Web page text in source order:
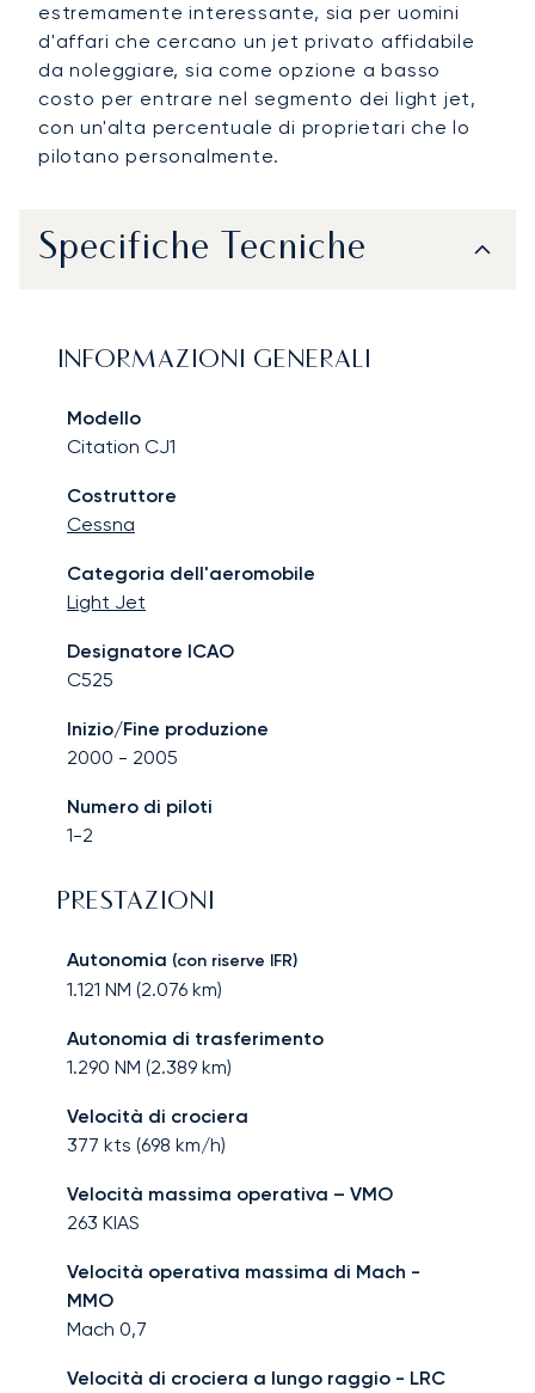
estremamente interessante, sia per uomini
d'affari che cercano un jet privato affidabile
da noleggiare, sia come opzione a basso
costo per entrare nel segmento dei light jet,
con un'alta percentuale di proprietari che lo
pilotano personalmente.
Specifiche Tecniche
INFORMAZIONI GENERALI
Modello
Citation CJ1
Costruttore
Cessna
Categoria dell'aeromobile
Light Jet
Designatore ICAO
C525
Inizio/Fine produzione
2000 - 2005
Numero di piloti
1-2
PRESTAZIONI
Autonomia (con riserve IFR)
1.121 NM (2.076 km)
Autonomia di trasferimento
1.290 NM (2.389 km)
Velocità di crociera
377 kts (698 km/h)
Velocità massima operativa – VMO
263 KIAS
Velocità operativa massima di Mach -
MMO
Mach 0,7
Velocità di crociera a lungo raggio - LRC